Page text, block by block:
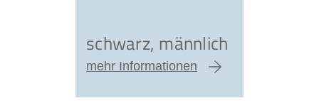
schwarz, männlich
mehr Informationen
zum Artikel